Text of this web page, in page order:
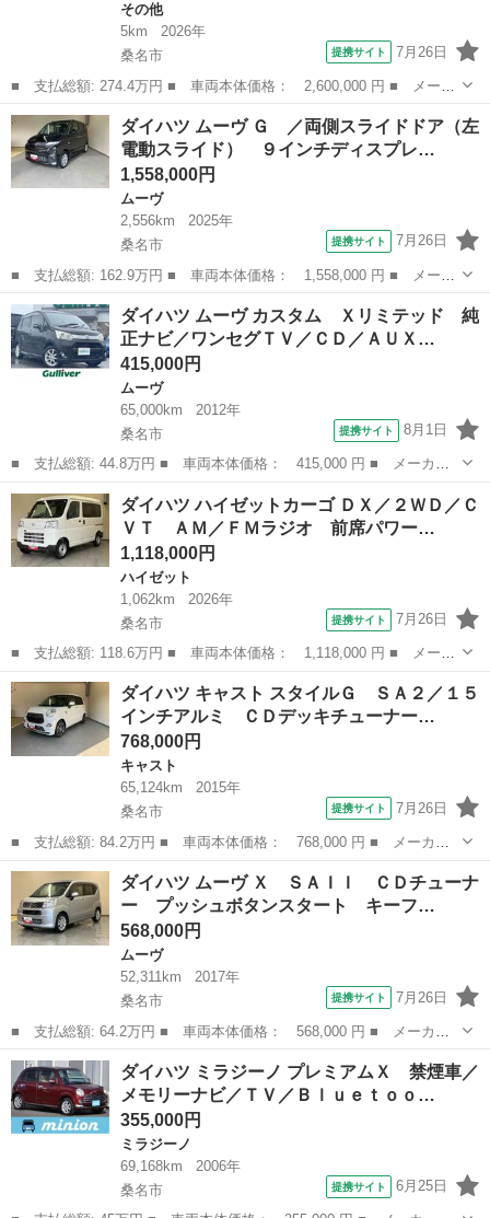
その他
5km
2026年
桑名市
提携サイト 7月26日
■ 支払総額: 274.4万円 ■ 車両本体価格： 2,600,000 円 ■ メーカ
ー名： ダイハツ ■ 車種名： ロッキー ■ グレード名： プレミ
アムＧ ＨＥＶ 純正ディスプレイオーディオ パノラマビューモニ
ター 登...
三重 桑名市 その他
ダイハツ ムーヴ Ｇ ／両側スライドドア（左
電動スライド） ９インチディスプレ…
1,558,000円
ムーヴ
2,556km
2025年
桑名市
提携サイト 7月26日
■ 支払総額: 162.9万円 ■ 車両本体価格： 1,558,000 円 ■ メーカ
ー名： ダイハツ ■ 車種名： ムーヴ ■ グレード名： Ｇ ／両
側スライドドア（左電動スライド） ９インチディスプレイオーディ
オ・バッ...
三重 桑名市 ムーヴ
ダイハツ ムーヴ カスタム Ｘリミテッド 純
正ナビ／ワンセグＴＶ／ＣＤ／ＡＵＸ…
415,000円
ムーヴ
65,000km
2012年
桑名市
提携サイト 8月1日
■ 支払総額: 44.8万円 ■ 車両本体価格： 415,000 円 ■ メーカー
名： ダイハツ ■ 車種名： ムーヴ ■ グレード名： カスタム
Ｘリミテッド 純正ナビ／ワンセグＴＶ／ＣＤ／ＡＵＸ／バックカメ
ラ／ＥＴＣ／...
三重 桑名市 ムーヴ
ダイハツ ハイゼットカーゴ ＤＸ／２ＷＤ／Ｃ
ＶＴ ＡＭ／ＦＭラジオ 前席パワー…
1,118,000円
ハイゼット
1,062km
2026年
桑名市
提携サイト 7月26日
■ 支払総額: 118.6万円 ■ 車両本体価格： 1,118,000 円 ■ メーカ
ー名： ダイハツ ■ 車種名： ハイゼットカーゴ ■ グレード
名： ＤＸ／２ＷＤ／ＣＶＴ ＡＭ／ＦＭラジオ 前席パワーウィン
ドウ キーレ...
三重 桑名市 ハイゼット
ダイハツ キャスト スタイルＧ ＳＡ２／１５
インチアルミ ＣＤデッキチューナー…
768,000円
キャスト
65,124km
2015年
桑名市
提携サイト 7月26日
■ 支払総額: 84.2万円 ■ 車両本体価格： 768,000 円 ■ メーカー
名： ダイハツ ■ 車種名： キャスト ■ グレード名： スタイル
Ｇ ＳＡ２／１５インチアルミ ＣＤデッキチューナー・ＬＥＤヘッ
ドライト＆Ｌ...
三重 桑名市 キャスト
ダイハツ ムーヴ Ｘ ＳＡＩＩ ＣＤチューナ
ー プッシュボタンスタート キーフ…
568,000円
ムーヴ
52,311km
2017年
桑名市
提携サイト 7月26日
■ 支払総額: 64.2万円 ■ 車両本体価格： 568,000 円 ■ メーカー
名： ダイハツ ■ 車種名： ムーヴ ■ グレード名： Ｘ ＳＡＩ
Ｉ ＣＤチューナー プッシュボタンスタート キーフリー ＥＴ
Ｃ ドライブレ...
三重 桑名市 ムーヴ
ダイハツ ミラジーノ プレミアムＸ 禁煙車／
メモリーナビ／ＴＶ／Ｂｌｕｅｔｏｏ…
355,000円
ミラジーノ
69,168km
2006年
桑名市
提携サイト 6月25日